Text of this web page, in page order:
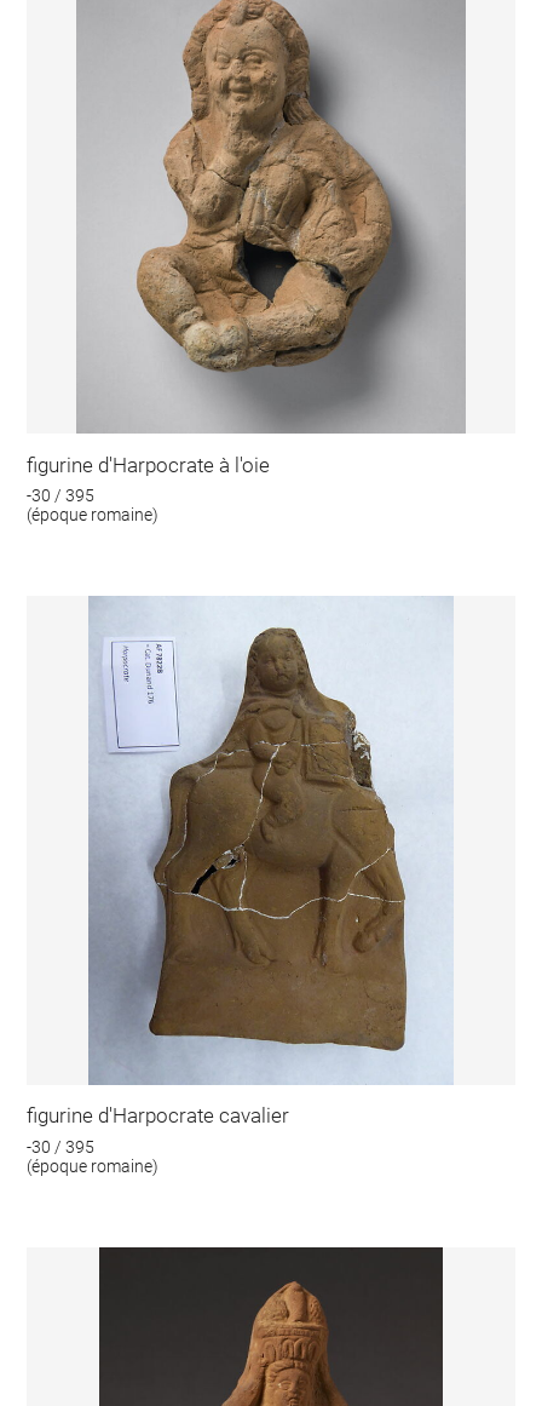
figurine d'Harpocrate à l'oie
-30 / 395
(époque romaine)
figurine d'Harpocrate cavalier
-30 / 395
(époque romaine)